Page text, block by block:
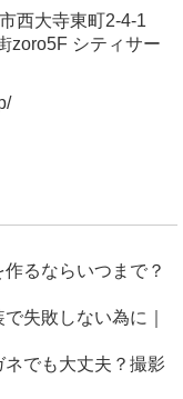
西大寺東町2-4-1
zoro5F シティサー
るならいつまで？
失敗しない為に｜
でも大丈夫？撮影